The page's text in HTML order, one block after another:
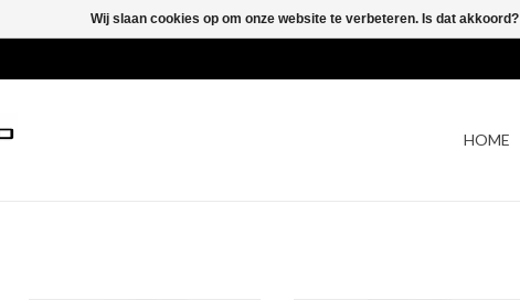
HOME
Wij slaan cookies op om onze website te verbeteren. Is dat akkoord?